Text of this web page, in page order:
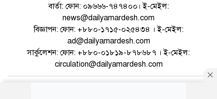
বার্তা: ফোন: ০৯৬৬৬-৭৪৭৪০০। ই-মেইল:
news@dailyamardesh.com
বিজ্ঞাপন: ফোন: +৮৮০-১৭১৫-০২৫৪৩৪ । ই-মেইল:
ad@dailyamardesh.com
সার্কুলেশন: ফোন: +৮৮০-০১৮১৯-৮৭৮৬৮৭ । ই-মেইল:
circulation@dailyamardesh.com